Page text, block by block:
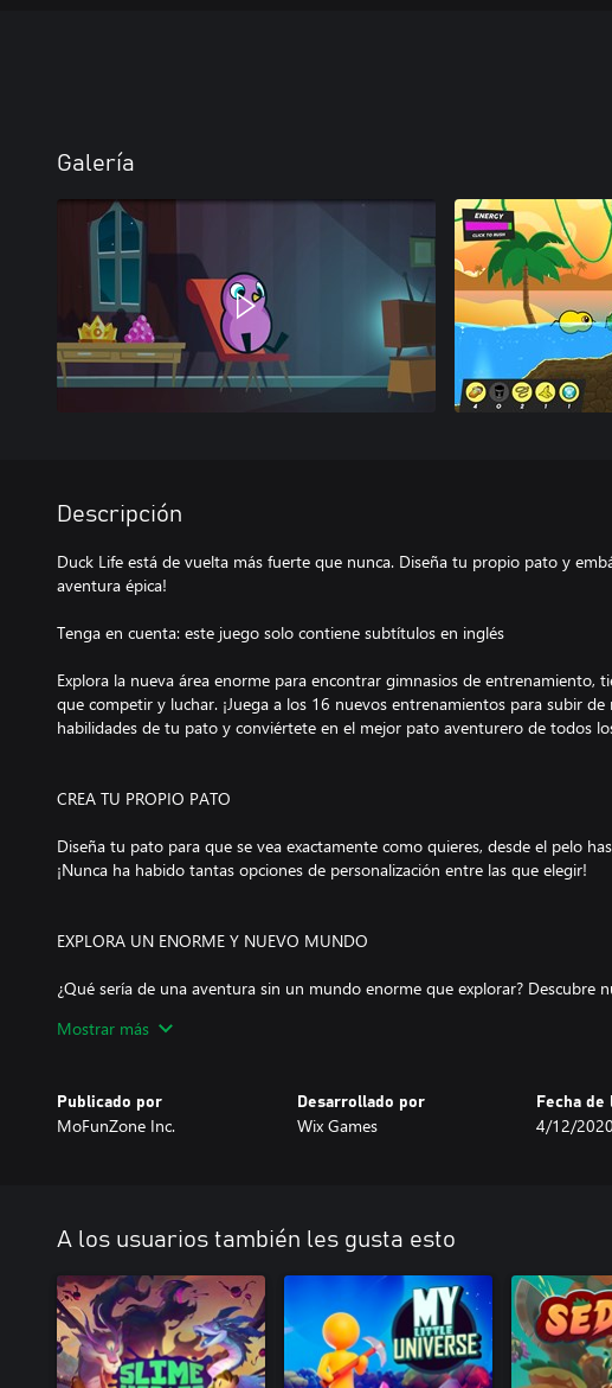
Galería
Descripción
Duck Life está de vuelta más fuerte que nunca. Diseña tu propio pato y
aventura épica!
Tenga en cuenta: este juego solo contiene subtítulos en inglés
Explora la nueva área enorme para encontrar gimnasios de entrenamiento,
que competir y luchar. ¡Juega a los 16 nuevos entrenamientos para subir de
habilidades de tu pato y conviértete en el mejor pato aventurero de todos
CREA TU PROPIO PATO
Diseña tu pato para que se vea exactamente como quieres, desde el pelo
¡Nunca ha habido tantas opciones de personalización entre las que elegir!
EXPLORA UN ENORME Y NUEVO MUNDO
¿Qué sería de una aventura sin un mundo enorme que explorar? Descubre
grande de Duck Life hecho hasta ahora!
ENTRENA LAS 8 HABILIDADES DE TU PATO
ACTUALIZA TU EQUIPO
Gasta todas tus ganancias de batalla y carrera en más de 75 sombreros,
Vístete según las estadísticas o tu propio estilo. ¡Tú decides!
Mostrar más
Publicado por
MoFunZone Inc.
Desarrollado por
Wix Games
Fecha de
4/12/2020
A los usuarios también les gusta esto